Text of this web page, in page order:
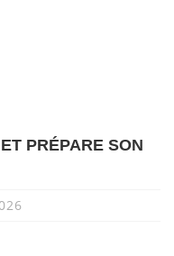
PRÉPARE SON